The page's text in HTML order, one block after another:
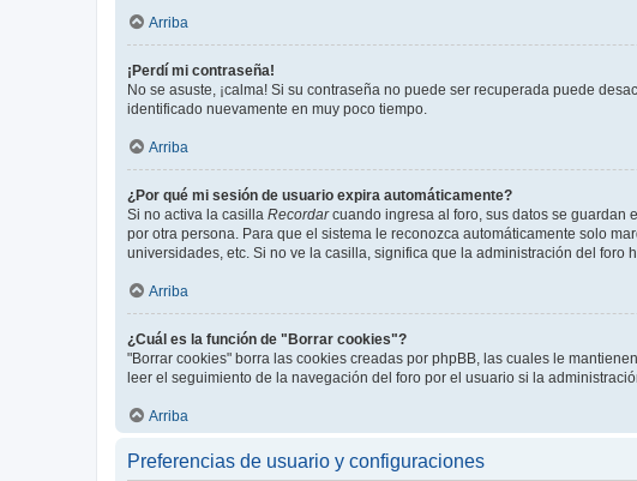
Arriba
¡Perdí mi contraseña!
No se asuste, ¡calma! Si su contraseña no puede ser recuperada puede
identificado nuevamente en muy poco tiempo.
Arriba
¿Por qué mi sesión de usuario expira automáticamente?
Si no activa la casilla Recordarcuando ingresa al foro, sus datos se guardan
por otra persona. Para que el sistema le reconozca automáticamente solo
universidades, etc. Si no ve la casilla, significa que la administración del foro
Arriba
¿Cuál es la función de "Borrar cookies"?
"Borrar cookies" borra las cookies creadas por phpBB, las cuales le
leer el seguimiento de la navegación del foro por el usuario si la
Arriba
Preferencias de usuario y configuraciones